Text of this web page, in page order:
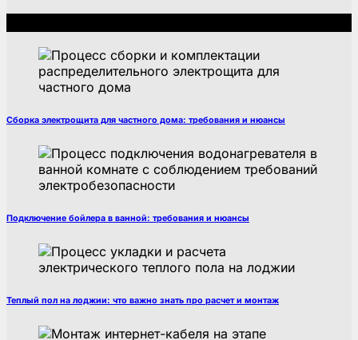
Сборка электрощита для частного дома: требования и нюансы
Подключение бойлера в ванной: требования и нюансы
Теплый пол на лоджии: что важно знать про расчет и монтаж